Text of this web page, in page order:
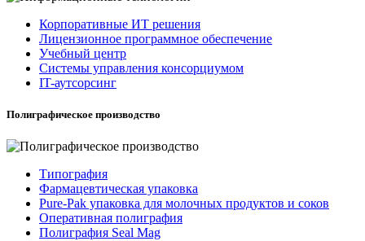
Корпоративные ИТ решения
Лицензионное программное обеспечение
Учебный центр
Системы управления консорциумом
IT-аутсорсинг
Полиграфическое производство
Типография
Фармацевтическая упаковка
Pure-Pak упаковка для молочных продуктов и соков
Оперативная полиграфия
Полиграфия Seal Mag